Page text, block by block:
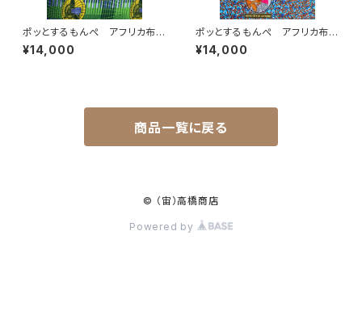
ポッとするもんぺ アフリカ布
No.141
¥14,000
ポッとするもんぺ アフリカ布
No.240
¥14,000
商品一覧に戻る
© （宙）高橋商店
Powered by